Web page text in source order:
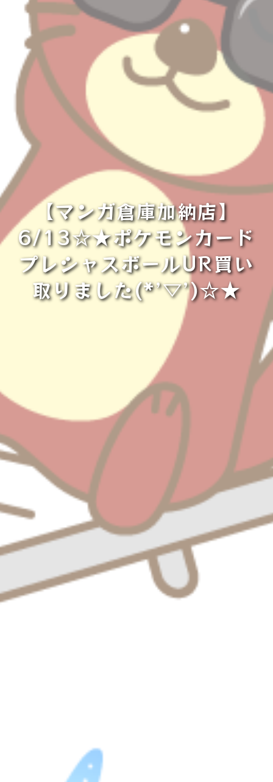
【マンガ倉庫加納店】
6/13☆★ポケモンカード
プレシャスボールUR買い
取りました(*’▽’)☆★